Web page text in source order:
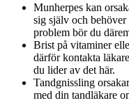
Munherpes kan
sig själv och
problem bör du
Brist på vitaminer
därför kontakta
du lider av det här.
Tandgnissling
med din tandläkare